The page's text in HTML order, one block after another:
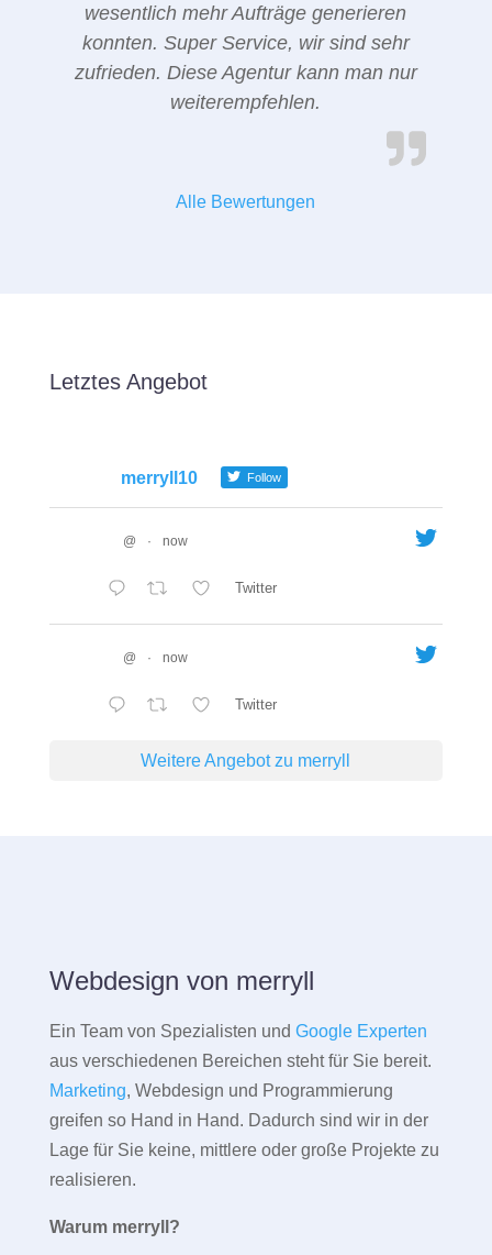
wesentlich mehr Aufträge generieren
konnten. Super Service, wir sind sehr
zufrieden. Diese Agentur kann man nur
weiterempfehlen.
Alle Bewertungen
Letztes Angebot
merryll10 Follow
@ · now
Twitter
@ · now
Twitter
Weitere Angebot zu merryll
Webdesign von merryll
Ein Team von Spezialisten und Google Experten
aus verschiedenen Bereichen steht für Sie bereit.
Marketing, Webdesign und Programmierung
greifen so Hand in Hand. Dadurch sind wir in der
Lage für Sie keine, mittlere oder große Projekte zu
realisieren.
Warum merryll?